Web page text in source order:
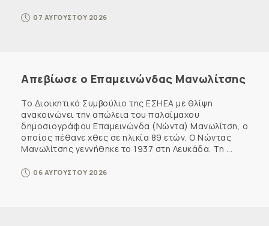
07 ΑΥΓΟΥΣΤΟΥ 2026
Απεβίωσε ο Επαμεινώνδας Μανωλίτσης
Το Διοικητικό Συμβούλιο της ΕΣΗΕΑ με θλίψη
ανακοινώνει την απώλεια του παλαίμαχου
δημοσιογράφου Επαμεινώνδα (Νώντα) Μανωλίτση, ο
οποίος πέθανε χθες σε ηλικία 89 ετών. Ο Νώντας
Μανωλίτσης γεννήθηκε το 1937 στη Λευκάδα. Τη ...
06 ΑΥΓΟΥΣΤΟΥ 2026